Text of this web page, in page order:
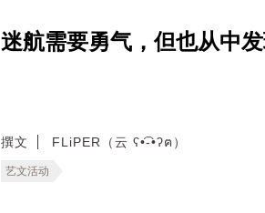
迷航需要勇气，但也从中
撰文 FLiPER（云 ʕ•͡-•ʔฅ）
艺文活动